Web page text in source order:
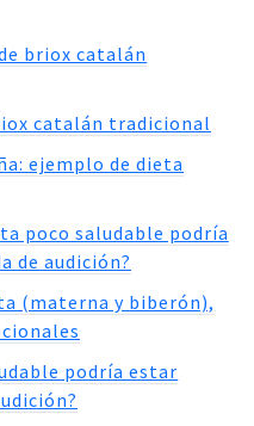
briox catalán
catalán tradicional
ejemplo de dieta
poco saludable podría
de audición?
(materna y biberón),
podría estar